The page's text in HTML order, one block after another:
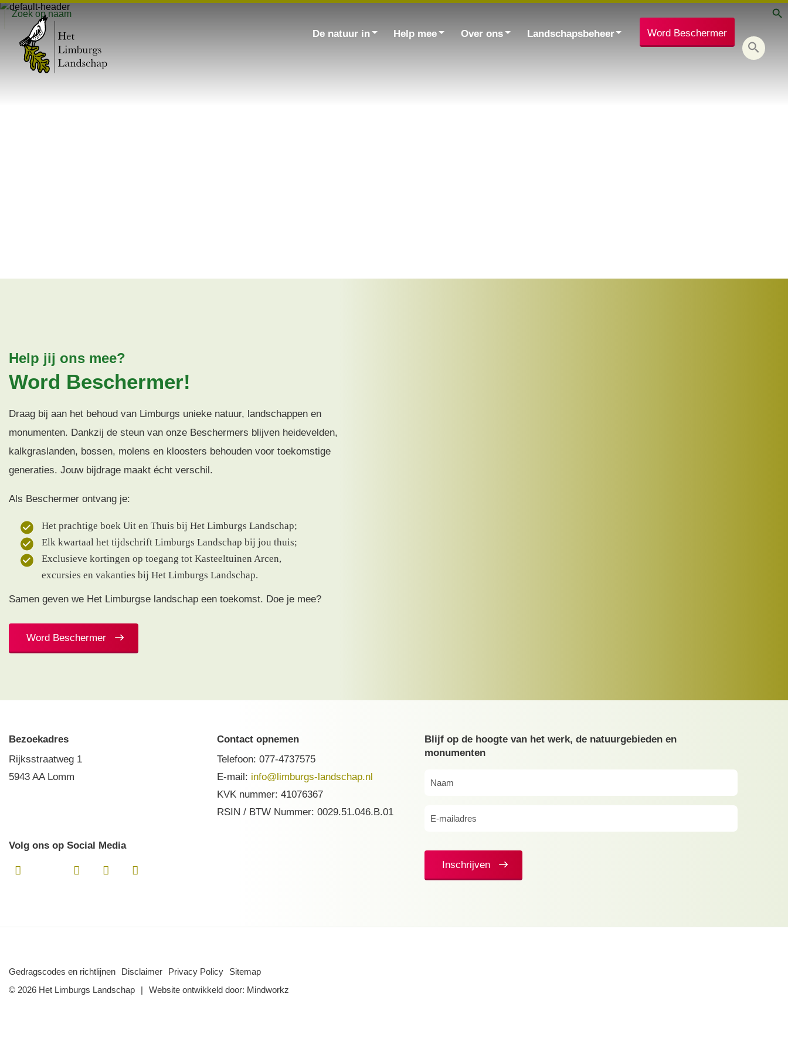
Zoek
De natuur in Help mee Over ons Landschapsbeheer Word Beschermer
Help jij ons mee?
Word Beschermer!
Draag bij aan het behoud van Limburgs unieke natuur, landschappen en
monumenten. Dankzij de steun van onze Beschermers blijven heidevelden,
kalkgraslanden, bossen, molens en kloosters behouden voor toekomstige
generaties. Jouw bijdrage maakt écht verschil.
Als Beschermer ontvang je:
Het prachtige boek Uit en Thuis bij Het Limburgs Landschap;
Elk kwartaal het tijdschrift Limburgs Landschap bij jou thuis;
Exclusieve kortingen op toegang tot Kasteeltuinen Arcen,
excursies en vakanties bij Het Limburgs Landschap.
Samen geven we Het Limburgse landschap een toekomst. Doe je mee?
Word Beschermer
Bezoekadres
Rijksstraatweg 1
5943 AA Lomm
Contact opnemen
Telefoon: 077-4737575
E-mail: info@limburgs-landschap.nl
KVK nummer: 41076367
RSIN / BTW Nummer: 0029.51.046.B.01
Volg ons op Social Media
Blijf op de hoogte van het werk, de natuurgebieden en
monumenten
Inschrijven
Gedragscodes en richtlijnen Disclaimer Privacy Policy
Sitemap
© 2026 Het Limburgs Landschap
Website ontwikkeld door: Mindworkz